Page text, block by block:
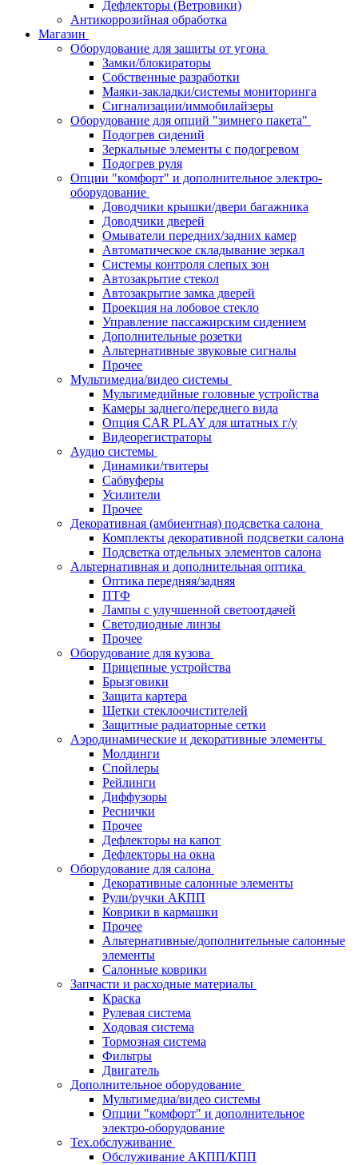
Дефлекторы (Ветровики)
Антикоррозийная обработка
Магазин
Оборудование для защиты от угона
Замки/блокираторы
Собственные разработки
Маяки-закладки/системы мониторинга
Сигнализации/иммобилайзеры
Оборудование для опций "зимнего пакета"
Подогрев сидений
Зеркальные элементы с подогревом
Подогрев руля
Опции "комфорт" и дополнительное электро-
оборудование
Доводчики крышки/двери багажника
Доводчики дверей
Омыватели передних/задних камер
Автоматическое складывание зеркал
Системы контроля слепых зон
Автозакрытие стекол
Автозакрытие замка дверей
Проекция на лобовое стекло
Управление пассажирским сидением
Дополнительные розетки
Альтернативные звуковые сигналы
Прочее
Мультимедиа/видео системы
Мультимедийные головные устройства
Камеры заднего/переднего вида
Опция CAR PLAY для штатных г/у
Видеорегистраторы
Аудио системы
Динамики/твитеры
Сабвуферы
Усилители
Прочее
Декоративная (амбиентная) подсветка салона
Комплекты декоративной подсветки салона
Подсветка отдельных элементов салона
Альтернативная и дополнительная оптика
Оптика передняя/задняя
ПТФ
Лампы с улучшенной светоотдачей
Светодиодные линзы
Прочее
Оборудование для кузова
Прицепные устройства
Брызговики
Защита картера
Щетки стеклоочистителей
Защитные радиаторные сетки
Аэродинамические и декоративные элементы
Молдинги
Спойлеры
Рейлинги
Диффузоры
Реснички
Прочее
Дефлекторы на капот
Дефлекторы на окна
Оборудование для салона
Декоративные салонные элементы
Рули/ручки АКПП
Коврики в кармашки
Прочее
Альтернативные/дополнительные салонные
элементы
Салонные коврики
Запчасти и расходные материалы
Краска
Рулевая система
Ходовая система
Тормозная система
Фильтры
Двигатель
Дополнительное оборудование
Мультимедиа/видео системы
Опции "комфорт" и дополнительное
электро-оборудование
Тех.обслуживание
Обслуживание АКПП/КПП